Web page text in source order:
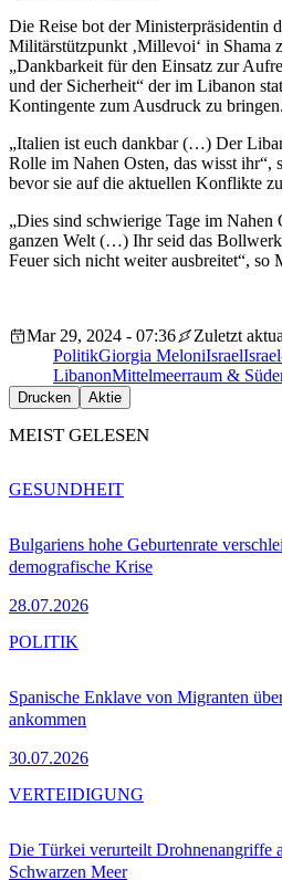
Die Reise bot der Ministerpräsidentin
Militärstützpunkt ‚Millevoi‘ in Shama
„Dankbarkeit für den Einsatz zur
und der Sicherheit“ der im Libanon
Kontingente zum Ausdruck zu bringen.
„Italien ist euch dankbar (…) Der
Rolle im Nahen Osten, das wisst ihr“,
bevor sie auf die aktuellen Konflikte
„Dies sind schwierige Tage im Nahen
ganzen Welt (…) Ihr seid das
Feuer sich nicht weiter ausbreitet“, so
Mar 29, 2024 - 07:36
Zuletzt
PolitikGiorgia MeloniIsrael
LibanonMittelmeerraum &
Drucken Aktie
MEIST GELESEN
Bulgariens hohe Geburtenrate
demografische Krise
28.07.2026
GESUNDHEIT
Spanische Enklave von Migranten
ankommen
30.07.2026
POLITIK
Die Türkei verurteilt Drohnenangriffe
Schwarzen Meer
VERTEIDIGUNG